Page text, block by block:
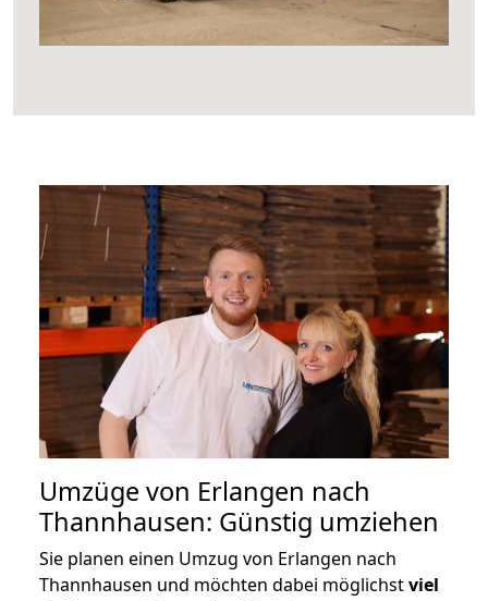
Umzüge von Erlangen nach
Thannhausen: Günstig umziehen
Sie planen einen Umzug von Erlangen nach
Thannhausen und möchten dabei möglichstviel